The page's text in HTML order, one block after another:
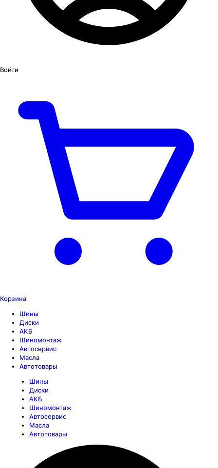
Войти
Корзина
Шины
Диски
АКБ
Шиномонтаж
Автосервис
Масла
Автотовары
Шины
Диски
АКБ
Шиномонтаж
Автосервис
Масла
Автотовары